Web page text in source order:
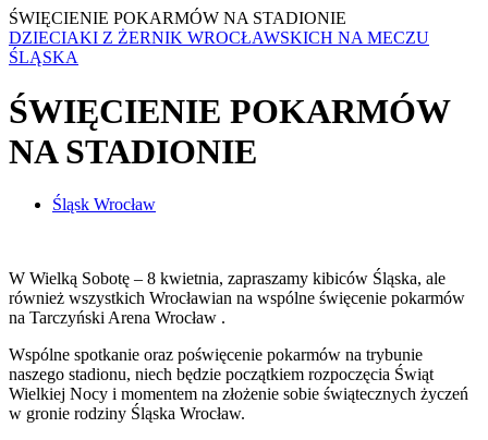
ŚWIĘCIENIE POKARMÓW NA STADIONIE
DZIECIAKI Z ŻERNIK WROCŁAWSKICH NA MECZU
ŚLĄSKA
ŚWIĘCIENIE POKARMÓW
NA STADIONIE
Śląsk Wrocław
W Wielką Sobotę – 8 kwietnia, zapraszamy kibiców Śląska, ale
również wszystkich Wrocławian na wspólne święcenie pokarmów
na Tarczyński Arena Wrocław .
Wspólne spotkanie oraz poświęcenie pokarmów na trybunie
naszego stadionu, niech będzie początkiem rozpoczęcia Świąt
Wielkiej Nocy i momentem na złożenie sobie świątecznych życzeń
w gronie rodziny Śląska Wrocław.